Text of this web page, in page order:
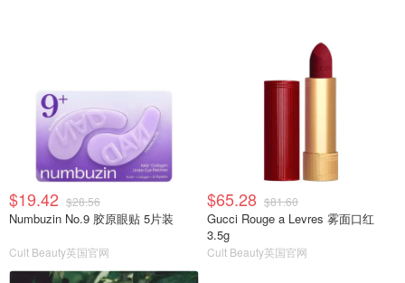
$19.42 $28.56
Numbuzin No.9 胶原眼贴 5片装
Cult Beauty英国官网
$65.28 $81.60
Gucci Rouge a Levres 雾面口红
3.5g
Cult Beauty英国官网